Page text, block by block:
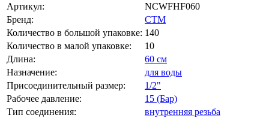
Артикул:
NCWFHF060
Бренд:
СТМ
Количество в большой упаковке: 140
Количество в малой упаковке:
10
Длина:
60 см
Назначение:
для воды
Присоединительный размер:
1/2"
Рабочее давление:
15 (Бар)
Тип соединения:
внутренняя резьба